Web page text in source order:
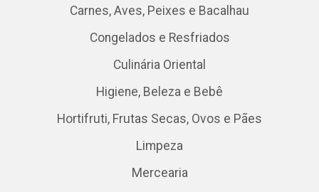
Carnes, Aves, Peixes e Bacalhau
Congelados e Resfriados
Culinária Oriental
Higiene, Beleza e Bebê
Hortifruti, Frutas Secas, Ovos e Pães
Limpeza
Mercearia